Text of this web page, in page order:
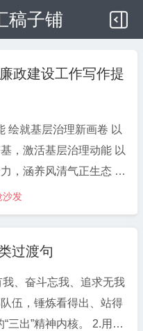
稿子铺
政建设工作写作提
绘就基层治理新画卷 以
，激活基层治理动能 以
，涵养风清气正生态 以
，焕发文明乡风活力 2.
监督“防护网” 强化思
深化联动整治打
网” 持续
数”，突
选
沙发
过渡句
我、奋斗忘我、追求无我
队伍，锤炼看得出、站得
出”精神内核。 2.用信